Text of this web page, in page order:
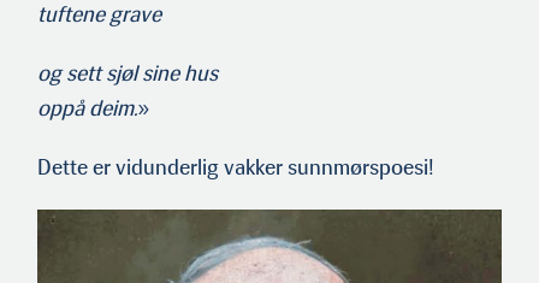
tuftene grave
og sett sjøl sine hus
oppå deim.»
Dette er vidunderlig vakker sunnmørspoesi!